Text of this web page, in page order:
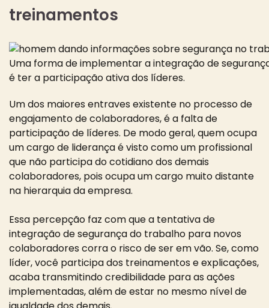
treinamentos
Uma forma de implementar a integração de
é ter a participação ativa dos líderes.
Um dos maiores entraves existente no processo de
engajamento de colaboradores, é a falta de
participação de líderes. De modo geral, quem ocupa
um cargo de liderança é visto como um profissional
que não participa do cotidiano dos demais
colaboradores, pois ocupa um cargo muito distante
na hierarquia da empresa.
Essa percepção faz com que a tentativa de
integração de segurança do trabalho para novos
colaboradores corra o risco de ser em vão. Se, como
líder, você participa dos treinamentos e explicações,
acaba transmitindo credibilidade para as ações
implementadas, além de estar no mesmo nível de